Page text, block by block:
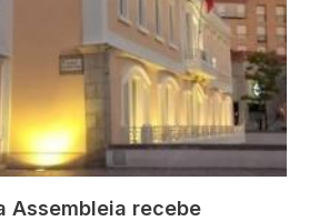
Assembleia recebe